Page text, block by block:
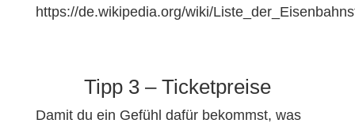
https://de.wikipedia.org/wiki/
Tipp 3 – Ticketpreise
Damit du ein Gefühl dafür bekommst, was